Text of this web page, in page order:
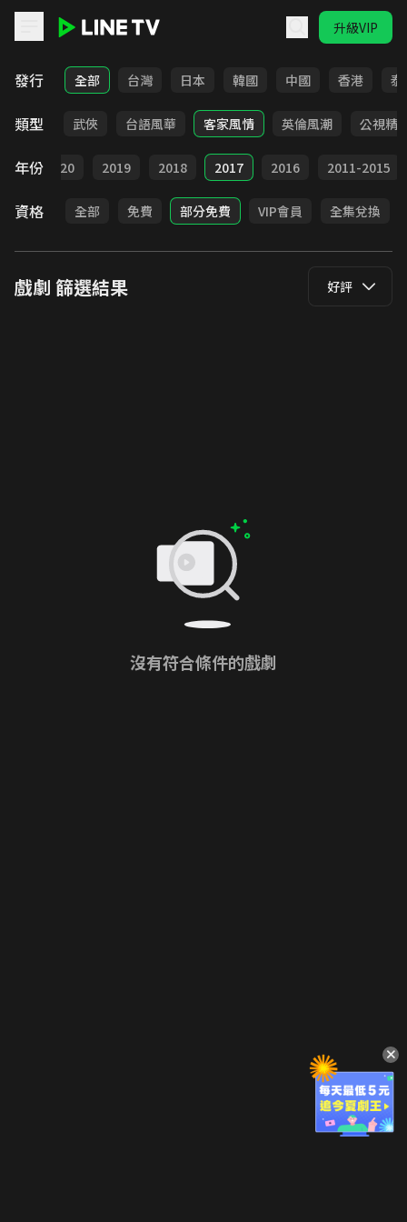
升級VIP
LINE TV - 戲劇
發行 全部 台灣 日本 韓國 中國 香港 泰
類型
時代 武俠 台語風華 客家風情 英倫風潮 公視精
年份 2020 2019 2018 2017 2016 2011-2015
資格 全部 免費 部分免費 VIP會員 全集兌換
戲劇 篩選結果 好評
沒有符合條件的戲劇